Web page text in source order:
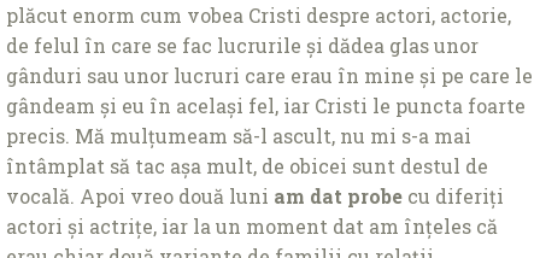
plăcut enorm cum vobea Cristi despre actori, actorie,
de felul în care se fac lucrurile și dădea glas unor
gânduri sau unor lucruri care erau în mine și pe care le
gândeam și eu în același fel, iar Cristi le puncta foarte
precis. Mă mulțumeam să-l ascult, nu mi s-a mai
întâmplat să tac așa mult, de obicei sunt destul de
vocală. Apoi vreo două luni am dat probe cu diferiți
actori și actrițe, iar la un moment dat am înțeles că